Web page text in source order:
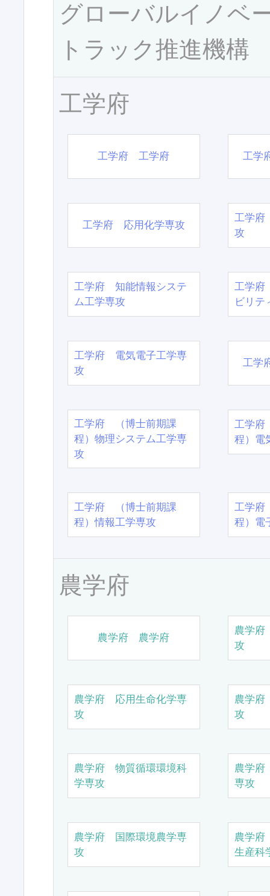
グローバルイノベ
トラック推進機構
工学府
工学府 工学府 工学
工学府 応用化学専攻
工学府
攻
工学府 知能情報システ
ム工学専攻
工学府
ビリテ
工学府 電気電子工学専
攻
工学
工学府 （博士前期課
程）物理システム工学専
攻
工学
程）電
工学府 （博士前期課
程）情報工学専攻
工学
程）電
農学府
農学府 農学府
農学
攻
農学府 応用生命化学専
攻
農学
攻
農学府 物質循環環境科
学専攻
農学
専攻
農学府 国際環境農学専
攻
農学
生産科